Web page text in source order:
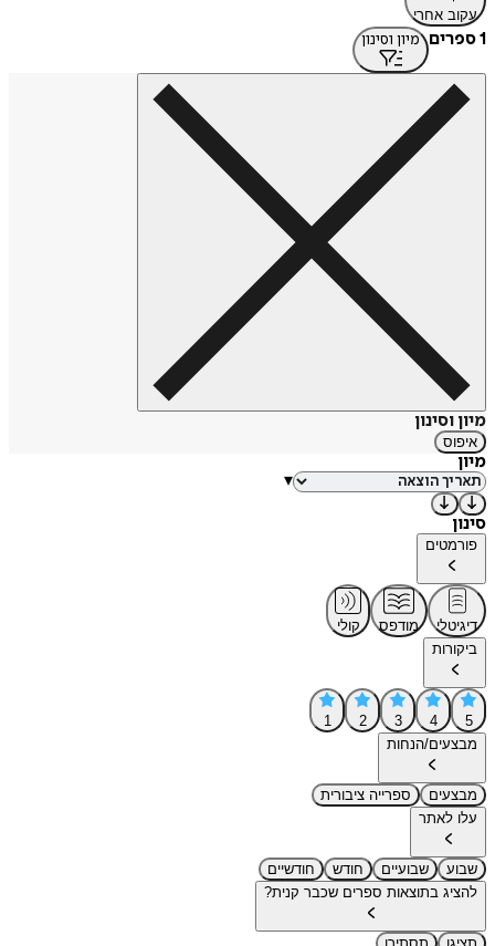
עקוב אחרי
1 ספרים מיון וסינון
מיון וסינון
איפוס
מיון
▾
סינון
פורמטים
דיגיטלי מודפס
קולי
ביקורות
5
4
3
2
1
מבצעים/הנחות
מבצעים
ספרייה ציבורית
עלו לאתר
שבוע שבועיים חודש
חודשיים
להציג בתוצאות ספרים שכבר קנית?